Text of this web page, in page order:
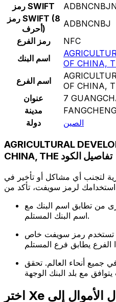
رمز SWIFT
رمز SWIFT (8
أحرف)
ADBNCNBJ
رمز الفرع
NFC
اسم البنك
OF CHINA,
اسم الفرع
OF CHINA,
عنوان
7
مدينة
دولة
الصين
AGRICULTURAL
CHINA, THE تفاصيل الكود
لتجنب أي مشاكل أو تأخير في
استخدامك لرمز سويفت، تأكد من
من تطابق اسم البنك مع
اسم البنك المستلم.
تستخدم رمز سويفت خاص
جميع أنحاء العالم. تحقق
اختر Xe عند إرسال الأموال إلى